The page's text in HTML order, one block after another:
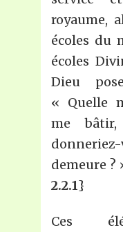
royaume,
écoles du
écoles
Dieu
« Quelle
me
demeure ?
2.2.1}
Ces